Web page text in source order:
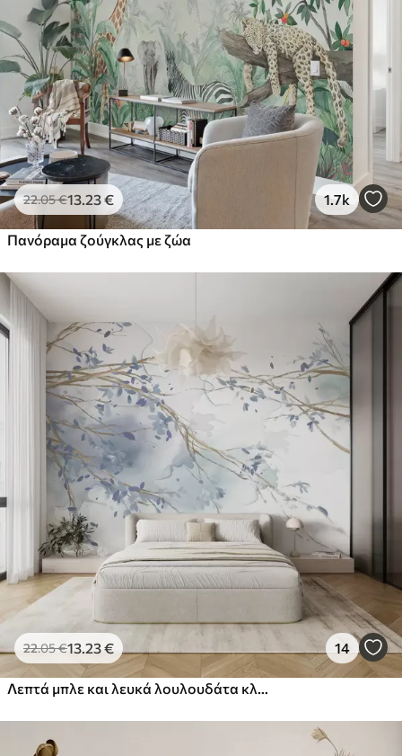
22.05€13 .23€ 1.7k
Πανόραμα ζούγκλας με ζώα
22.05€13 .23€ 14